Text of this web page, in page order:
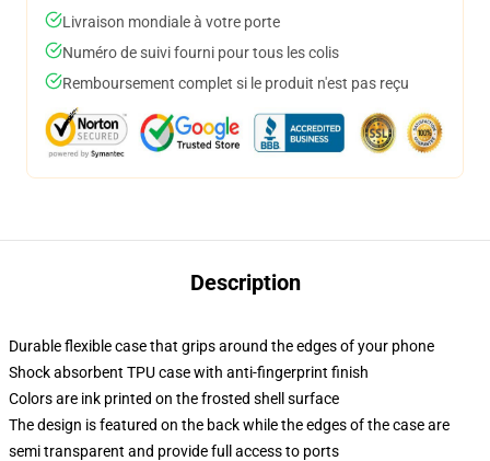
Livraison mondiale à votre porte
Numéro de suivi fourni pour tous les colis
Remboursement complet si le produit n'est pas reçu
Description
Durable flexible case that grips around the edges of your phone
Shock absorbent TPU case with anti-fingerprint finish
Colors are ink printed on the frosted shell surface
The design is featured on the back while the edges of the case are
semi transparent and provide full access to ports